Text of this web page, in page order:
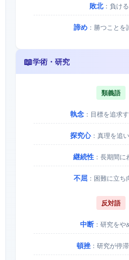
敗北：負け
諦め：勝つことを
📖学術・研究
類義語
執念 ：目標を追求
探究心：真理を追
継続性 ：長期間
不屈：困難に立ち
反対語
中断：研究をや
頓挫 ：研究が停